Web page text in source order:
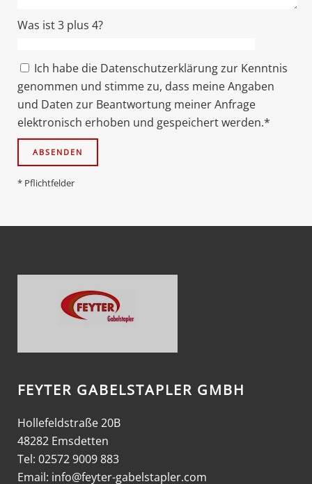
Was ist 3 plus 4?
Ich habe die Datenschutzerklärung zur Kenntnis
genommen und stimme zu, dass meine Angaben
und Daten zur Beantwortung meiner Anfrage
elektronisch erhoben und gespeichert werden.*
* Pflichtfelder
FEYTER GABELSTAPLER GMBH
Hollefeldstraße 20B
48282 Emsdetten
Tel: 02572 9009 883
Email: info@feyter-gabelstapler.com